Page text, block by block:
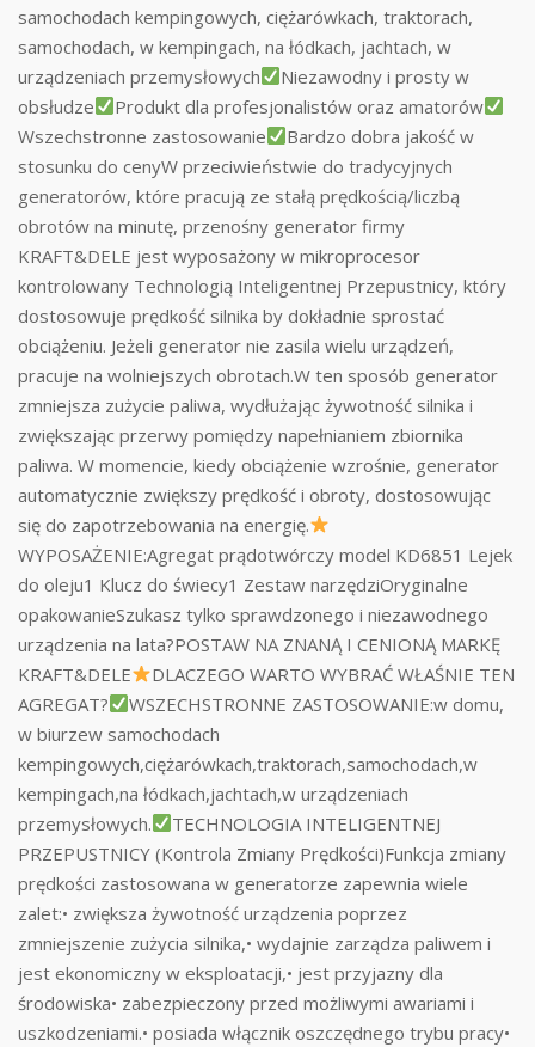
samochodach kempingowych, ciężarówkach, traktorach,
samochodach, w kempingach, na łódkach, jachtach, w
urządzeniach przemysłowych
Niezawodny i prosty w
obsłudze
Produkt dla profesjonalistów oraz amatorów
Wszechstronne zastosowanie
Bardzo dobra jakość w
stosunku do cenyW przeciwieństwie do tradycyjnych
generatorów, które pracują ze stałą prędkością/liczbą
obrotów na minutę, przenośny generator firmy
KRAFT&DELE jest wyposażony w mikroprocesor
kontrolowany Technologią Inteligentnej Przepustnicy, który
dostosowuje prędkość silnika by dokładnie sprostać
obciążeniu. Jeżeli generator nie zasila wielu urządzeń,
pracuje na wolniejszych obrotach.W ten sposób generator
zmniejsza zużycie paliwa, wydłużając żywotność silnika i
zwiększając przerwy pomiędzy napełnianiem zbiornika
paliwa. W momencie, kiedy obciążenie wzrośnie, generator
automatycznie zwiększy prędkość i obroty, dostosowując
się do zapotrzebowania na energię.
WYPOSAŻENIE:Agregat prądotwórczy model KD6851 Lejek
do oleju1 Klucz do świecy1 Zestaw narzędziOryginalne
opakowanieSzukasz tylko sprawdzonego i niezawodnego
urządzenia na lata?POSTAW NA ZNANĄ I CENIONĄ MARKĘ
KRAFT&DELE
DLACZEGO WARTO WYBRAĆ WŁAŚNIE TEN
AGREGAT?
WSZECHSTRONNE ZASTOSOWANIE:w domu,
w biurzew samochodach
kempingowych,ciężarówkach,traktorach,samochodach,w
kempingach,na łódkach,jachtach,w urządzeniach
przemysłowych.
TECHNOLOGIA INTELIGENTNEJ
PRZEPUSTNICY (Kontrola Zmiany Prędkości)Funkcja zmiany
prędkości zastosowana w generatorze zapewnia wiele
zalet:• zwiększa żywotność urządzenia poprzez
zmniejszenie zużycia silnika,• wydajnie zarządza paliwem i
jest ekonomiczny w eksploatacji,• jest przyjazny dla
środowiska• zabezpieczony przed możliwymi awariami i
uszkodzeniami.• posiada włącznik oszczędnego trybu pracy•